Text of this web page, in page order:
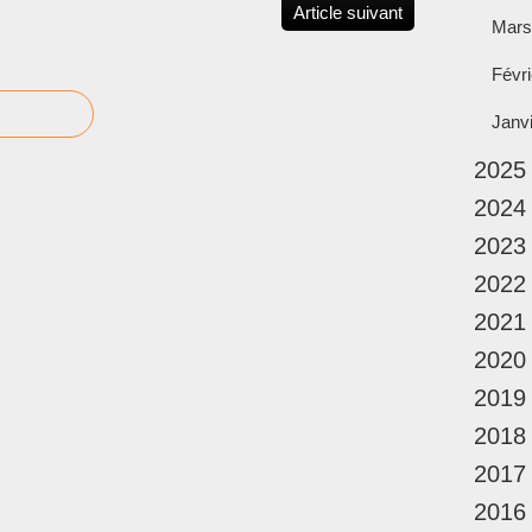
Article suivant
Mars
2025
2024
2023
2022
2021
2020
2019
2018
2017
2016